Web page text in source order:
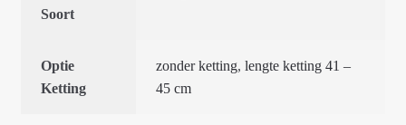
Soort
Optie
Ketting
zonder ketting,lengte ketting 41 –
45 cm